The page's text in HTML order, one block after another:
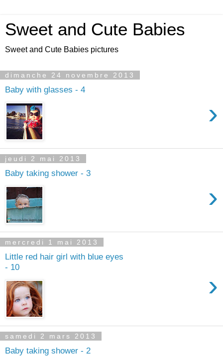
Sweet and Cute Babies
Sweet and Cute Babies pictures
dimanche 24 novembre 2013
Baby with glasses - 4
›
jeudi 2 mai 2013
Baby taking shower - 3
›
mercredi 1 mai 2013
Little red hair girl with blue eyes
- 10
›
samedi 2 mars 2013
Baby taking shower - 2